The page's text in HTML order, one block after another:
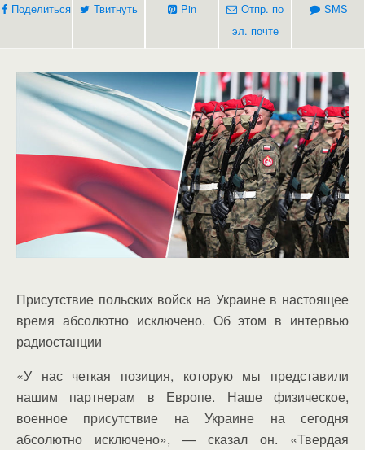
Поделиться Твитнуть Pin
Отпр. по
эл. почте
SMS
Присутствие польских войск на Украине в настоящее
время абсолютно исключено. Об этом в интервью
радиостанции
«У нас четкая позиция, которую мы представили
нашим партнерам в Европе. Наше физическое,
военное присутствие на Украине на сегодня
абсолютно исключено», — сказал он. «Твердая